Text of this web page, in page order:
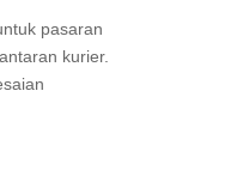
pasaran
kurier.